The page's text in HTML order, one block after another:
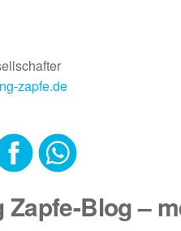
zapfe.de
Zapfe-Blog –